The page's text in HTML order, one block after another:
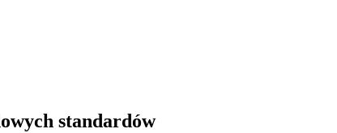
standardów